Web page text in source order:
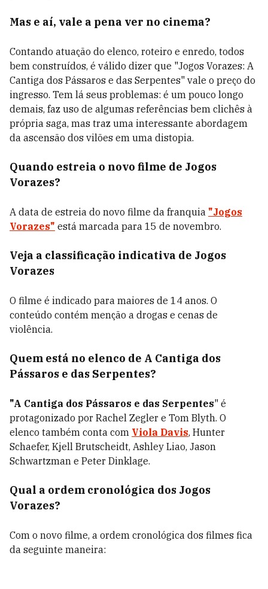
Mas e aí, vale a pena ver no cinema?
Contando atuação do elenco, roteiro e enredo, todos
bem construídos, é válido dizer que "Jogos Vorazes: A
Cantiga dos Pássaros e das Serpentes" vale o preço do
ingresso. Tem lá seus problemas: é um pouco longo
demais, faz uso de algumas referências bem clichês à
própria saga, mas traz uma interessante abordagem
da ascensão dos vilões em uma distopia.
Quando estreia o novo filme de Jogos
Vorazes?
A data de estreia do novo filme da franquia "Jogos
Vorazes" está marcada para 15 de novembro.
Veja a classificação indicativa de Jogos
Vorazes
O filme é indicado para maiores de 14 anos. O
conteúdo contém menção a drogas e cenas de
violência.
Quem está no elenco de A Cantiga dos
Pássaros e das Serpentes?
"A Cantiga dos Pássaros e das Serpentes" é
protagonizado por Rachel Zegler e Tom Blyth. O
elenco também conta com Viola Davis, Hunter
Schaefer, Kjell Brutscheidt, Ashley Liao, Jason
Schwartzman e Peter Dinklage.
Qual a ordem cronológica dos Jogos
Vorazes?
Com o novo filme, a ordem cronológica dos filmes fica
da seguinte maneira: